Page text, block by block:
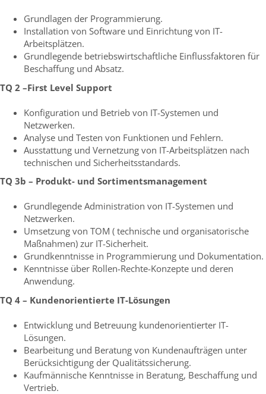
Grundlagen der Programmierung.
Installation von Software und Einrichtung von IT-
Arbeitsplätzen.
Grundlegende betriebswirtschaftliche Einflussfaktoren für
Beschaffung und Absatz.
TQ 2 –First Level Support
Konfiguration und Betrieb von IT-Systemen und
Netzwerken.
Analyse und Testen von Funktionen und Fehlern.
Ausstattung und Vernetzung von IT-Arbeitsplätzen nach
technischen und Sicherheitsstandards.
TQ 3b – Produkt- und Sortimentsmanagement
Grundlegende Administration von IT-Systemen und
Netzwerken.
Umsetzung von TOM ( technische und organisatorische
Maßnahmen) zur IT-Sicherheit.
Grundkenntnisse in Programmierung und Dokumentation.
Kenntnisse über Rollen-Rechte-Konzepte und deren
Anwendung.
TQ 4 – Kundenorientierte IT-Lösungen
Entwicklung und Betreuung kundenorientierter IT-
Lösungen.
Bearbeitung und Beratung von Kundenaufträgen unter
Berücksichtigung der Qualitätssicherung.
Kaufmännische Kenntnisse in Beratung, Beschaffung und
Vertrieb.